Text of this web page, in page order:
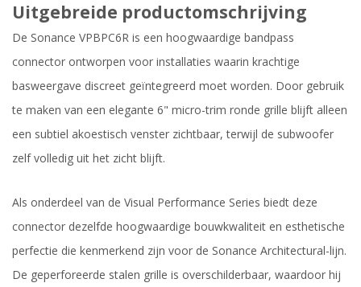
Uitgebreide productomschrijving
De Sonance VPBPC6R is een hoogwaardige bandpass
connector ontworpen voor installaties waarin krachtige
basweergave discreet geïntegreerd moet worden. Door gebruik
te maken van een elegante 6" micro-trim ronde grille blijft alleen
een subtiel akoestisch venster zichtbaar, terwijl de subwoofer
zelf volledig uit het zicht blijft.
Als onderdeel van de Visual Performance Series biedt deze
connector dezelfde hoogwaardige bouwkwaliteit en esthetische
perfectie die kenmerkend zijn voor de Sonance Architectural-lijn.
De geperforeerde stalen grille is overschilderbaar, waardoor hij